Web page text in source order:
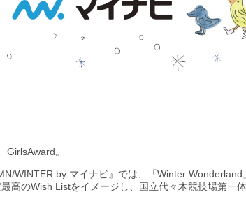
GirlsAward。
WINTER by マイナビ』では、「Winter Wonderland
高のWish Listをイメージし、国立代々木競技場第一